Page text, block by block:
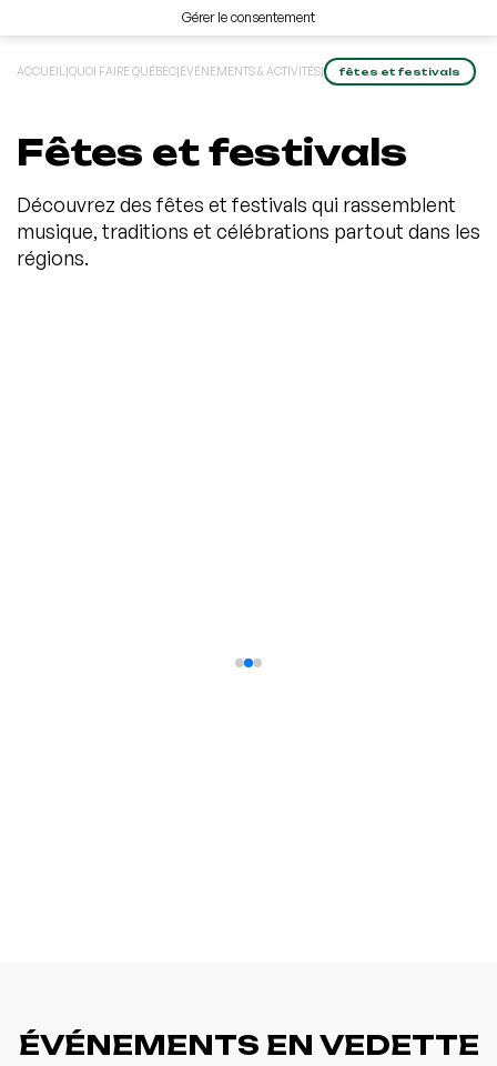
Gérer le consentement
ACCUEIL |QUOI FAIRE QUÉBEC|ÉVÉNEMENTS & ACTIVITÉS| fêtes et festivals
Fêtes et festivals
Découvrez des fêtes et festivals qui rassemblent
musique, traditions et célébrations partout dans les
régions.
ÉVÉNEMENTS EN VEDETTE
L'événement a été ajouté à vos favoris
Événement retiré de vos favoris